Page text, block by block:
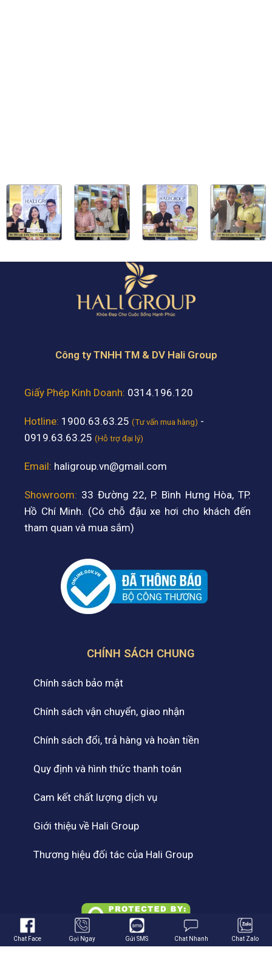
Công ty TNHH TM & DV Hali Group
Giấy Phép Kinh Doanh: 0314.196.120
Hotline: 1900.63.63.25 (Tư vấn mua hàng) -
0919.63.63.25 (Hỗ trợ đại lý)
Email: haligroup.vn@gmail.com
Showroom: 33 Đường 22, P. Bình Hưng Hòa, TP.
Hồ Chí Minh. (Có chỗ đậu xe hơi cho khách đến
tham quan và mua sắm)
CHÍNH SÁCH CHUNG
Chính sách bảo mật
Chính sách vận chuyển, giao nhận
Chính sách đổi, trả hàng và hoàn tiền
Quy định và hình thức thanh toán
Cam kết chất lượng dịch vụ
Giới thiệu về Hali Group
Thương hiệu đối tác của Hali Group
Chat Face Gọi Ngay Gửi SMS Chat Nhanh Chat Zalo